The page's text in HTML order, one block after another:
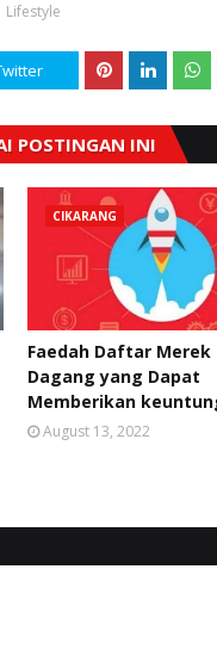
Lifestyle
POSTINGAN INI
CIKARANG
Faedah Daftar Merek
Dagang yang Dapat
Memberikan
August 13, 2022